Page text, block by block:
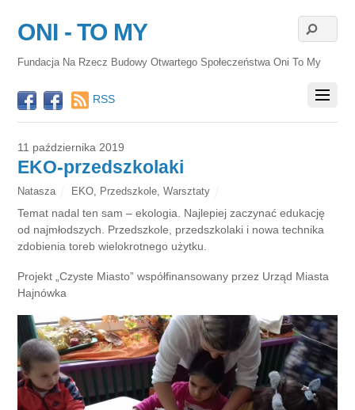
ONI - TO MY
Fundacja Na Rzecz Budowy Otwartego Społeczeństwa Oni To My
RSS
11 października 2019
EKO-przedszkolaki
Natasza EKO Przedszkole Warsztaty
Temat nadal ten sam – ekologia. Najlepiej zaczynać edukację
od najmłodszych. Przedszkole, przedszkolaki i nowa technika
zdobienia toreb wielokrotnego użytku.
Projekt „Czyste Miasto” współfinansowany przez Urząd Miasta
Hajnówka